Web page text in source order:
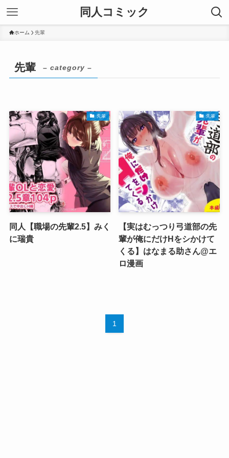
同人コミック
ホーム 先輩
先輩 – category –
先輩
同人【職場の先輩2.5】みく
に瑞貴
先輩
【実はむっつり弓道部の先
輩が俺にだけHをシかけて
くる】はなまる助さん@エ
ロ漫画
1